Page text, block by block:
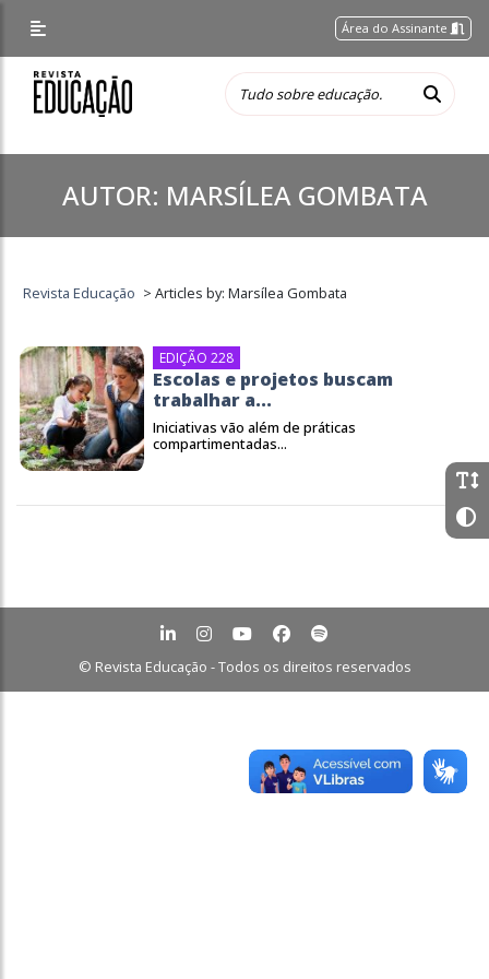
Área do Assinante
AUTOR: MARSÍLEA GOMBATA
Revista Educação > Articles by: Marsílea Gombata
EDIÇÃO 228
Escolas e projetos buscam
trabalhar a...
Iniciativas vão além de práticas
compartimentadas...
© Revista Educação - Todos os direitos reservados